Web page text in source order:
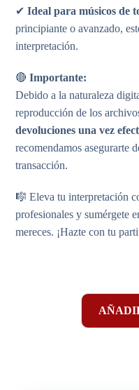
✔Ideal para músicos de
principiante o avanzado,
interpretación.
🔴Importante:
Debido a la naturaleza
reproducción de los
devoluciones una vez
recomendamos asegurarte
transacción.
🎼 Eleva tu interpretación
profesionales y sumérgete
mereces. ¡Hazte con tu